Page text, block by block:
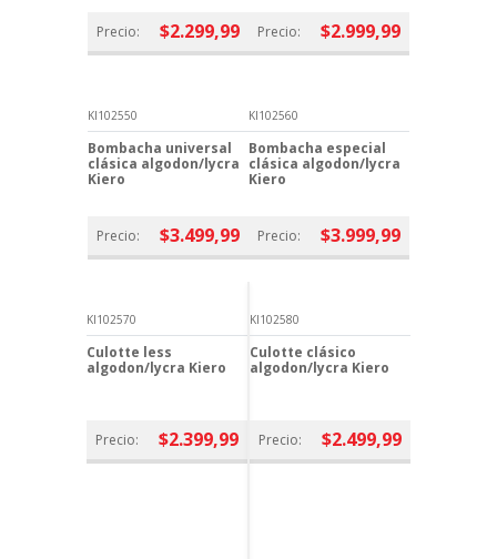
Precio: $2.299,99 Precio: $2.999,99
KI102550
Bombacha universal
clásica algodon/lycra
Kiero
Precio: $3.499,99
KI102560
Bombacha especial
clásica algodon/lycra
Kiero
Precio: $3.999,99
KI102570
Culotte less
algodon/lycra Kiero
Precio: $2.399,99
KI102580
Culotte clásico
algodon/lycra Kiero
Precio: $2.499,99